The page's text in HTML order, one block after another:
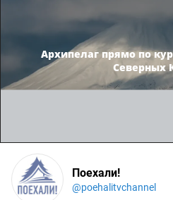
Архипелаг прямо по
Северных
Поехали!
@poehalitvchannel